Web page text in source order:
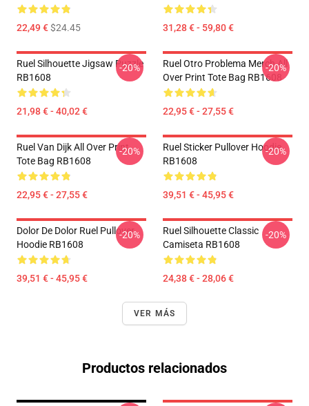
22,49 €$24.45 31,28 € - 59,80 €
Ruel Silhouette Jigsaw Puzzle
RB1608
21,98 € - 40,02 €
-20%
Ruel Otro Problema Merch All
Over Print Tote Bag RB1608
22,95 € - 27,55 €
-20%
Ruel Van Dijk All Over Print
Tote Bag RB1608
22,95 € - 27,55 €
-20%
Ruel Sticker Pullover Hoodie
RB1608
39,51 € - 45,95 €
-20%
Dolor De Dolor Ruel Pullover
Hoodie RB1608
39,51 € - 45,95 €
-20%
Ruel Silhouette Classic
Camiseta RB1608
24,38 € - 28,06 €
-20%
VER MÁS
Productos relacionados